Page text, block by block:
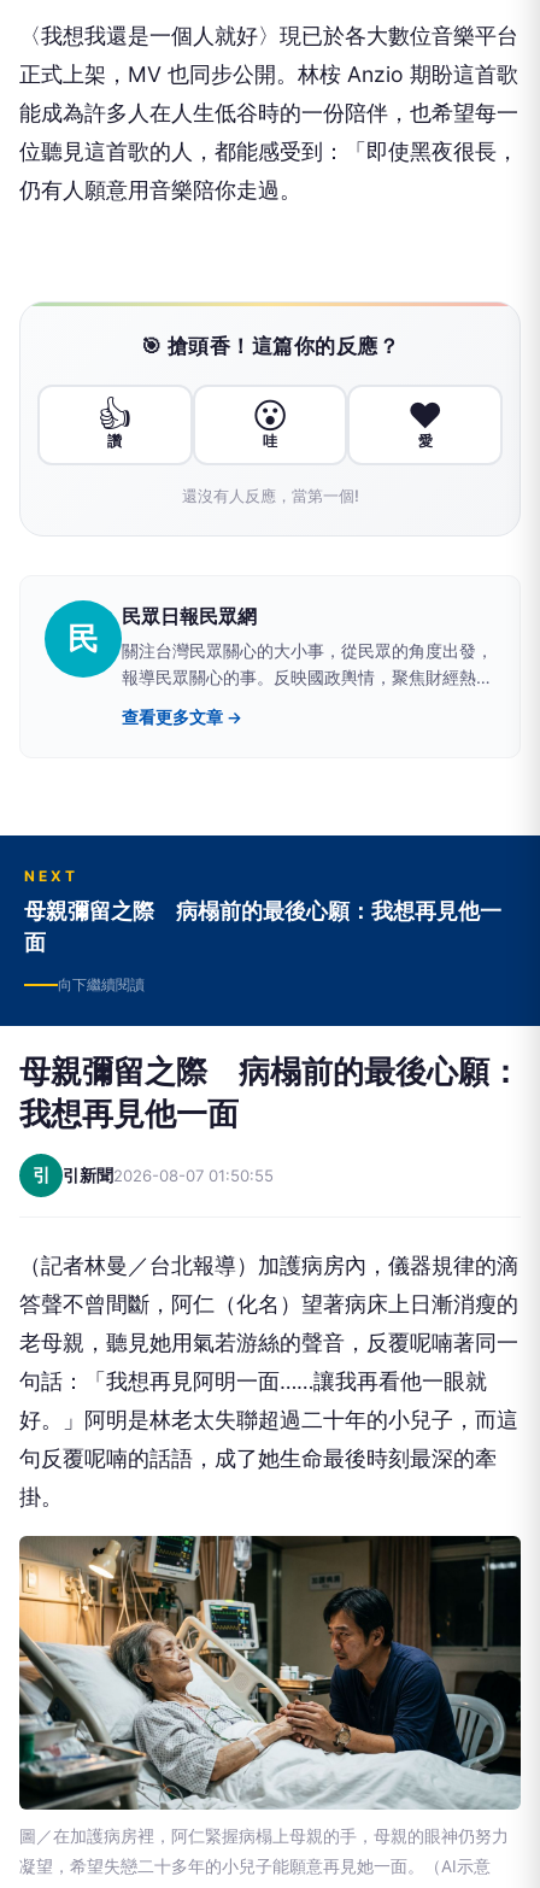
〈我想我還是一個人就好〉現已於各大數位音樂平台
正式上架，MV 也同步公開。林桉 Anzio 期盼這首歌
能成為許多人在人生低谷時的一份陪伴，也希望每一
位聽見這首歌的人，都能感受到：「即使黑夜很長，
仍有人願意用音樂陪你走過。
🎯 搶頭香！這篇你的反應？
👍
讚
😮
哇
❤️
愛
還沒有人反應，當第一個!
民
民眾日報民眾網
關注台灣民眾關心的大小事，從民眾的角度出發，
報導民眾關心的事。反映國政輿情，聚焦財經熱
點，堅持與網路上的鄉民，與馬路上的市民站在一
起。
查看更多文章 →
NEXT
母親彌留之際 病榻前的最後心願：我想再見他一
面
向下繼續閱讀
母親彌留之際 病榻前的最後心願：
我想再見他一面
引 引新聞2026-08-07 01:50:55
（記者林曼／台北報導）加護病房內，儀器規律的滴
答聲不曾間斷，阿仁（化名）望著病床上日漸消瘦的
老母親，聽見她用氣若游絲的聲音，反覆呢喃著同一
句話：「我想再見阿明一面……讓我再看他一眼就
好。」阿明是林老太失聯超過二十年的小兒子，而這
句反覆呢喃的話語，成了她生命最後時刻最深的牽
掛。
圖／在加護病房裡，阿仁緊握病榻上母親的手，母親的眼神仍努力
凝望，希望失戀二十多年的小兒子能願意再見她一面。（AI示意